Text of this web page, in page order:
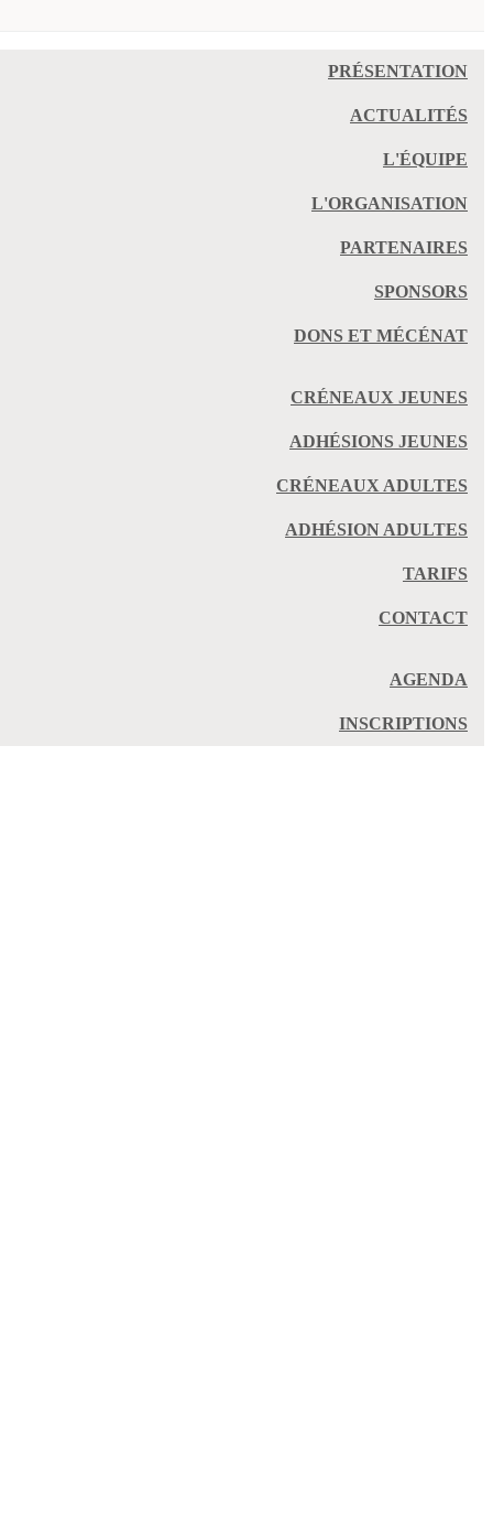
PRÉSENTATION
ACTUALITÉS
L'ÉQUIPE
L'ORGANISATION
PARTENAIRES
SPONSORS
DONS ET MÉCÉNAT
CRÉNEAUX JEUNES
ADHÉSIONS JEUNES
CRÉNEAUX ADULTES
ADHÉSION ADULTES
TARIFS
CONTACT
AGENDA
INSCRIPTIONS